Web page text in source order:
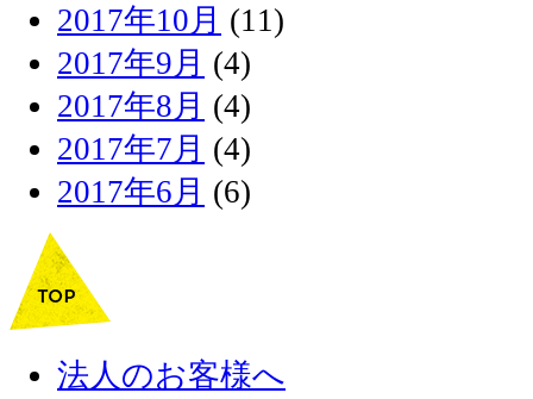
2017年10月 (11)
2017年9月 (4)
2017年8月 (4)
2017年7月 (4)
2017年6月 (6)
法人のお客様へ